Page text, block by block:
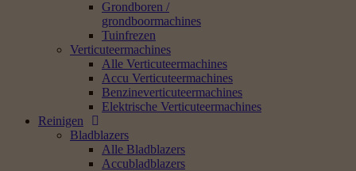
Grondboren /
grondboormachines
Tuinfrezen
Verticuteermachines
Alle Verticuteermachines
Accu Verticuteermachines
Benzineverticuteermachines
Elektrische Verticuteermachines
Reinigen
Bladblazers
Alle Bladblazers
Accubladblazers